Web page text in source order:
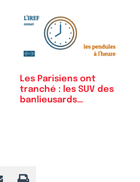
Les Parisiens ont
tranché : les SUV des
banlieusards…